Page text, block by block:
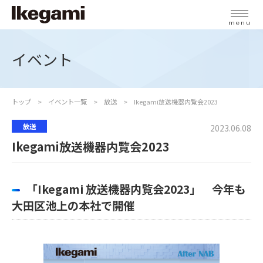
menu
イベント
トップ イベント一覧 放送 Ikegami放送機器内覧会2023
放送 2023.06.08
Ikegami放送機器内覧会2023
「Ikegami 放送機器内覧会2023」 今年も
大田区池上の本社で開催